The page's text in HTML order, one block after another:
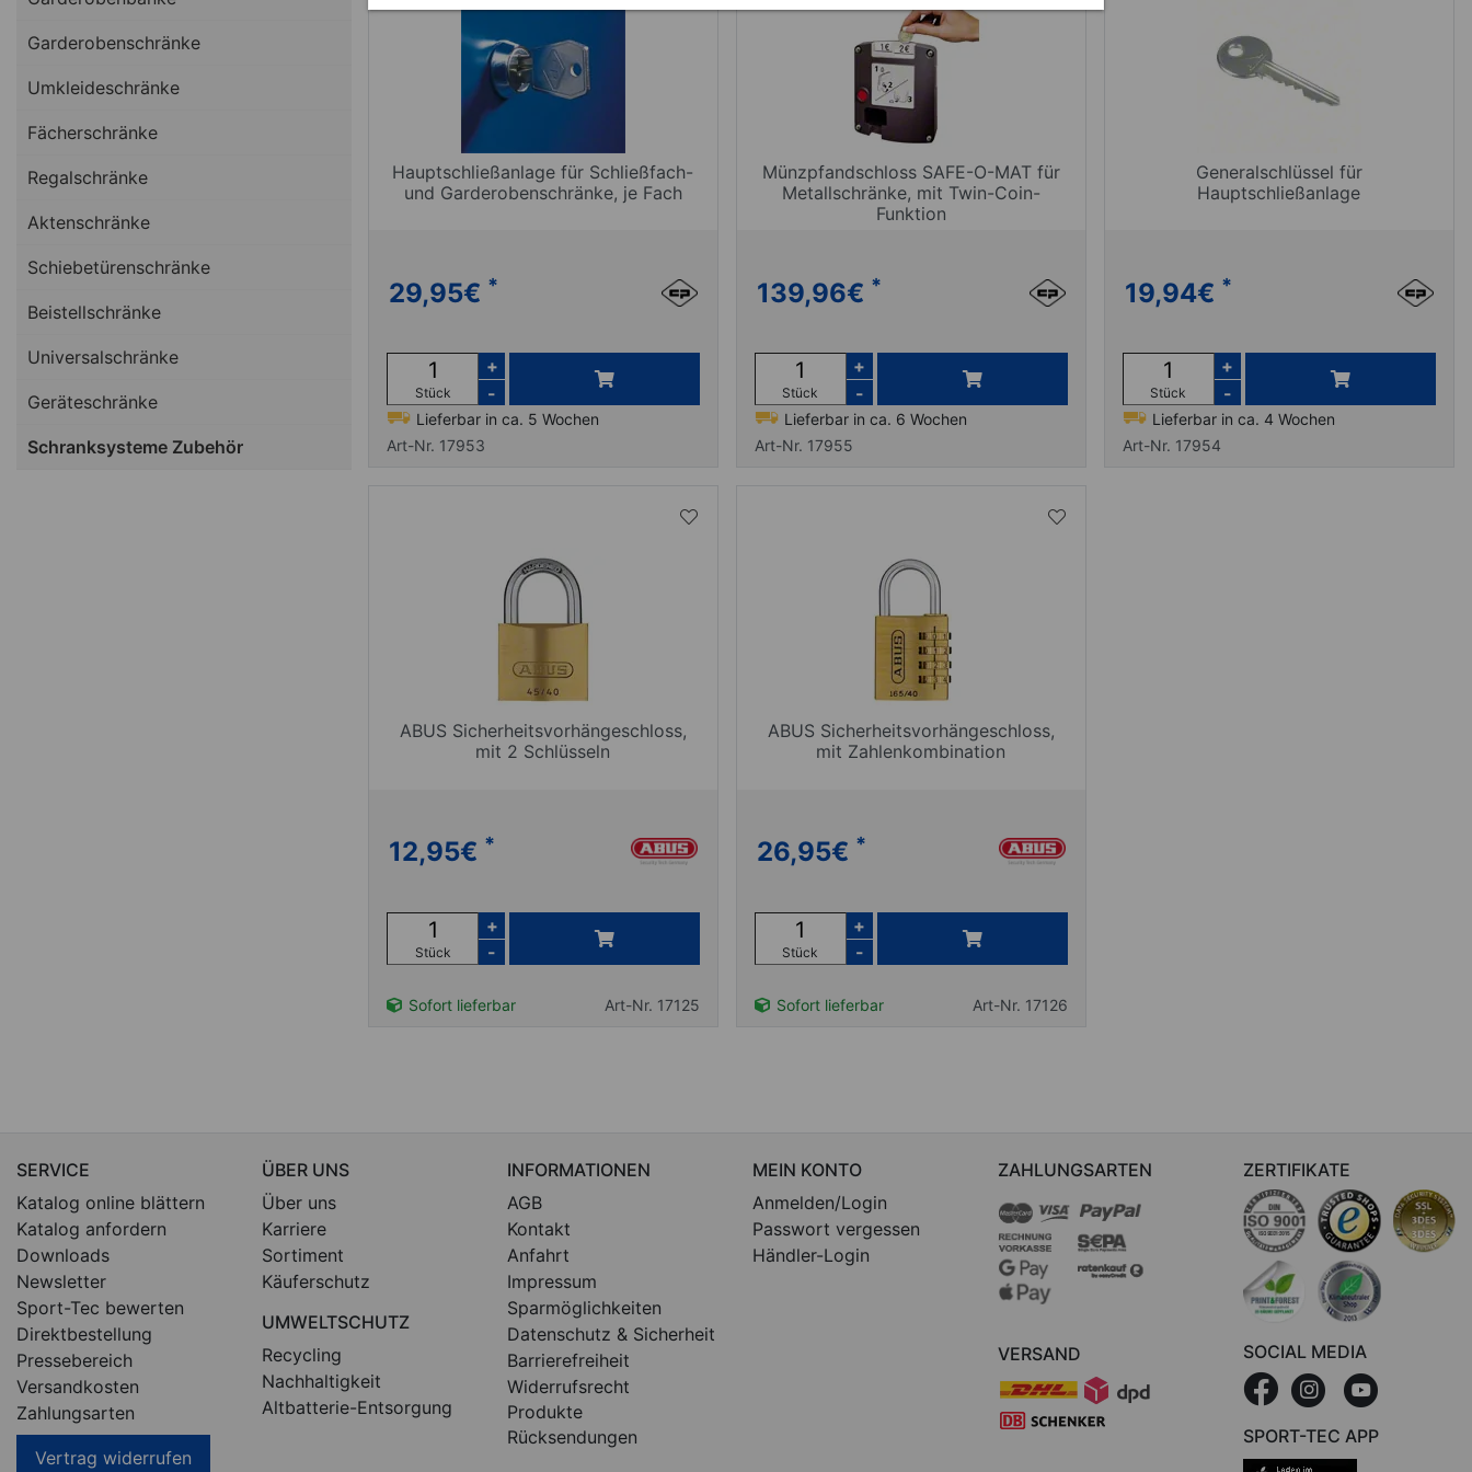
Garderobenschränke
Umkleideschränke
Fächerschränke
Regalschränke
Aktenschränke
Schiebetürenschränke
Beistellschränke
Universalschränke
Geräteschränke
Schranksysteme Zubehör
Hauptschließanlage für Schließfach-
und Garderobenschränke, je Fach
29,95€ *
Stück
+
-
Lieferbar in ca. 5 Wochen
Art-Nr. 17953
Münzpfandschloss SAFE-O-MAT für
Metallschränke, mit Twin-Coin-
Funktion
139,96€ *
Stück
+
-
Lieferbar in ca. 6 Wochen
Art-Nr. 17955
Generalschlüssel für
Hauptschließanlage
19,94€ *
Stück
+
-
Lieferbar in ca. 4 Wochen
Art-Nr. 17954
ABUS Sicherheitsvorhängeschloss,
mit 2 Schlüsseln
12,95€ *
Stück
+
-
Sofort lieferbar Art-Nr. 17125
ABUS Sicherheitsvorhängeschloss,
mit Zahlenkombination
26,95€ *
Stück
+
-
Sofort lieferbar Art-Nr. 17126
SERVICE
Katalog online blättern
Katalog anfordern
Downloads
Newsletter
Sport-Tec bewerten
Direktbestellung
Pressebereich
Versandkosten
Zahlungsarten
Vertrag widerrufen
ÜBER UNS
Über uns
Karriere
Sortiment
Käuferschutz
UMWELTSCHUTZ
Recycling
Nachhaltigkeit
Altbatterie-Entsorgung
INFORMATIONEN
AGB
Kontakt
Anfahrt
Impressum
Sparmöglichkeiten
Datenschutz & Sicherheit
Barrierefreiheit
Widerrufsrecht
Produkte
Rücksendungen
MEIN KONTO
Anmelden/Login
Passwort vergessen
Händler-Login
ZAHLUNGSARTEN
VERSAND
ZERTIFIKATE
SOCIAL MEDIA
SPORT-TEC APP